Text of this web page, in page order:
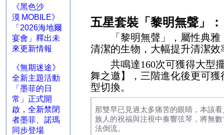
《黑色沙
漠 MOBILE》
「2026海地爾
宴會」釋出未
來更新情報
《無期迷途》
全新主題活動
「墨菲的日
常」正式開
啟，全新禁閉
者墨菲、諾瑪
同步登場
五星套裝「黎明無聲」：
「黎明無聲」，屬性典雅
清潔的生物，大幅提升清潔效
共鳴達160次可獲得大型
舞之邀】，三階進化後更可
型切換。
那雙早已見過太多痛苦的眼睛，本該
族人的祝福與注視中奏響弦琴，將無
法倒流。